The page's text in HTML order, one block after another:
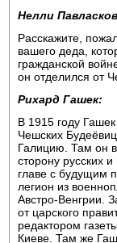
Нелли
Расскажите,
вашего деда,
гражданской
он отделился от
Рихард Гашек:
В 1915 году
Чешских
Галицию. Там он
сторону русских
главе с будущим
легион из
Австро-Венгрии.
от царского
редактором
Киеве. Там же